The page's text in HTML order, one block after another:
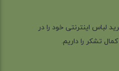
خرید لباس اینترنتی خود را در
تشکر را داریم.